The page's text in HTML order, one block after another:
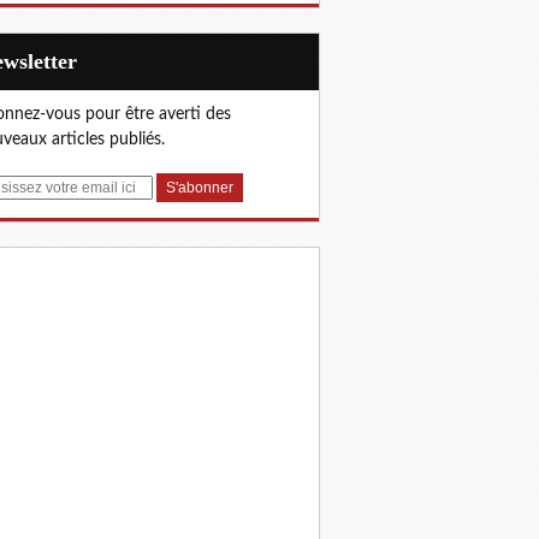
vous pour être averti des
articles publiés.